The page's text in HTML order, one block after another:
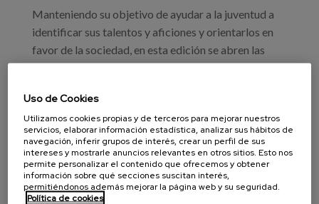
Manteniendo su objetivo de ayudar a la juventud a
identificar sus talentos y aficiones y orientarlos en
favor de la sociedad, en esta edición se abren las
puertas a alumnado con interés en otros ámbitos
las letras y las artes.
Entre los profesionales participantes, nuestra
compañera Elisa Pozo, responsable de diseño
arquitectónico e investigadora en Matia Instituto,
que hablará sobre "Arquitectura y tercera edad".
Uso de Cookies
Utilizamos cookies propias y de terceros para mejorar nuestros
servicios, elaborar información estadística, analizar sus hábitos de
navegación, inferir grupos de interés, crear un perfil de sus
intereses y mostrarle anuncios relevantes en otros sitios. Esto nos
permite personalizar el contenido que ofrecemos y obtener
información sobre qué secciones suscitan interés,
permitiéndonos además mejorar la página web y su seguridad.
Política de cookies